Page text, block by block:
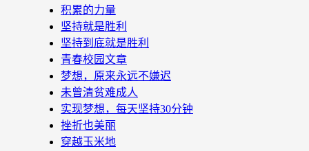
积累的力量
坚持就是胜利
坚持到底就是胜利
青春校园文章
梦想，原来永远不嫌迟
未曾清贫难成人
实现梦想，每天坚持30分钟
挫折也美丽
穿越玉米地